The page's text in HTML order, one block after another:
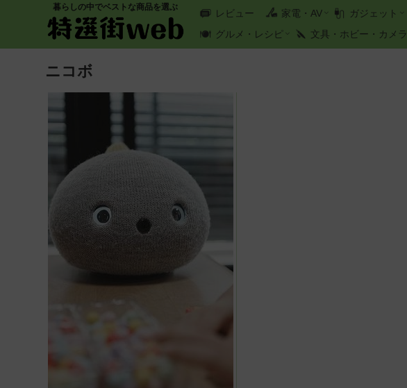
暮らしの中でベストな商品を選ぶ
レビュー 家電・AV ガジェット
グルメ・レシピ
文具・ホビー・カメラ
ニコボ